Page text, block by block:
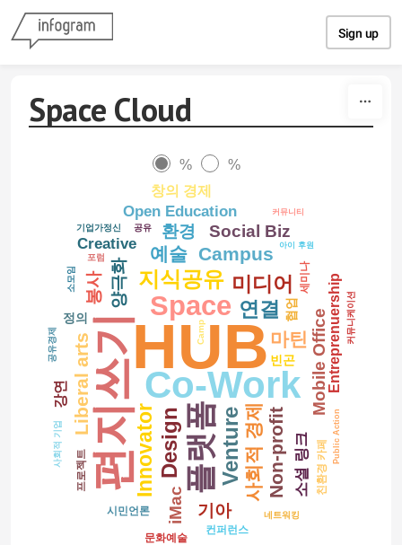
Sign up
Space Cloud
% %
HUB
편지쓰기 Co-Work
플랫폼
Space
Design
지식공유
Venture
연결
Innovator
미디어
사회적 경제
마틴
Liberal arts
예술
Non-profit
Campus
양극화
환경
iMac
Social Biz
Mobile Office
기아
봉사
Open Education
소셜 링크
Creative
강연
창의 경제
Entreprenuership
빈곤
협업
정의
세미나
컨퍼런스
프로젝트
시민언론
친환경 카페
문화예술
공유경제
네트워킹
소모임
공유
Camp
기업가정신
커뮤니케이션
포럼
사회적 기업
아이 후원
Public Action
커뮤니티